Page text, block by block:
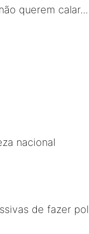
querem calar...
nacional
de fazer